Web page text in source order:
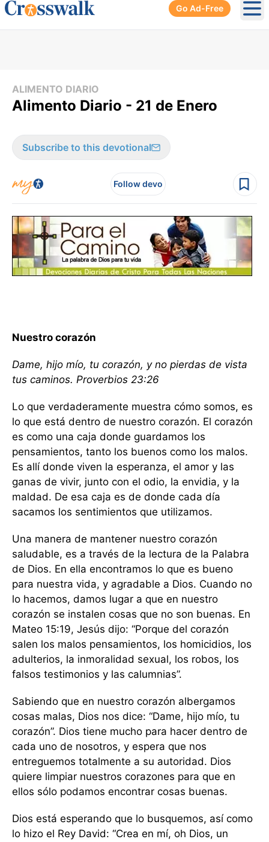
Go Ad-Free
ALIMENTO DIARIO
Alimento Diario - 21 de Enero
Subscribe to this devotional
Follow devo
Nuestro corazón
Dame, hijo mío, tu corazón, y no pierdas de vista
tus caminos. Proverbios 23:26
Lo que verdaderamente muestra cómo somos, es
lo que está dentro de nuestro corazón. El corazón
es como una caja donde guardamos los
pensamientos, tanto los buenos como los malos.
Es allí donde viven la esperanza, el amor y las
ganas de vivir, junto con el odio, la envidia, y la
maldad. De esa caja es de donde cada día
sacamos los sentimientos que utilizamos.
Una manera de mantener nuestro corazón
saludable, es a través de la lectura de la Palabra
de Dios. En ella encontramos lo que es bueno
para nuestra vida, y agradable a Dios. Cuando no
lo hacemos, damos lugar a que en nuestro
corazón se instalen cosas que no son buenas. En
Mateo 15:19, Jesús dijo: “Porque del corazón
salen los malos pensamientos, los homicidios, los
adulterios, la inmoralidad sexual, los robos, los
falsos testimonios y las calumnias”.
Sabiendo que en nuestro corazón albergamos
cosas malas, Dios nos dice: “Dame, hijo mío, tu
corazón”. Dios tiene mucho para hacer dentro de
cada uno de nosotros, y espera que nos
entreguemos totalmente a su autoridad. Dios
quiere limpiar nuestros corazones para que en
ellos sólo podamos encontrar cosas buenas.
Dios está esperando que lo busquemos, así como
lo hizo el Rey David: “Crea en mí, oh Dios, un